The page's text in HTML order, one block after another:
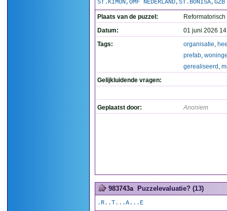
ST.KIMON,OMF NEDERLAND,ST.BONISA,GZB
Plaats van de puzzel:
Datum:
01 juni 2026
Tags:
organisatie,
prefab,
gerealiseerd ,
Gelijkluidende vragen:
Geplaatst door: Anoniem
983743a Puzzelevaluatie? (13)
.R..T...A...E